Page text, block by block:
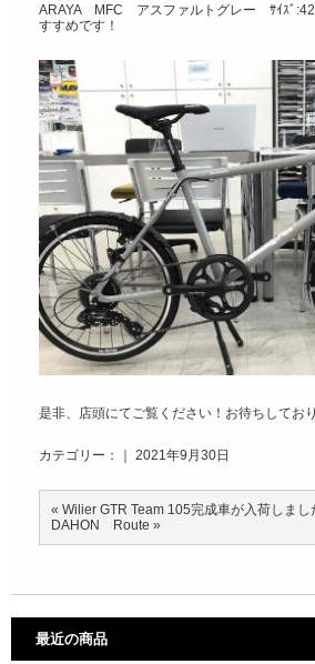
ARAYA MFC アスファルトグレー ｻｲｽﾞ
すすめです！
是非、店頭にてご覧ください！お待ちしており
カテゴリー：｜ 2021年9月30日
« Wilier GTR Team 105完成車が入荷しまし
DAHON Route »
最近の商品